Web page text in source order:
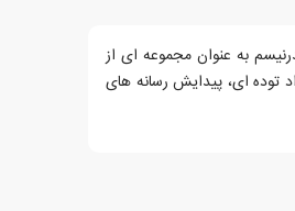
به عنوان مجموعه ای از
ای، پیدایش رسانه های